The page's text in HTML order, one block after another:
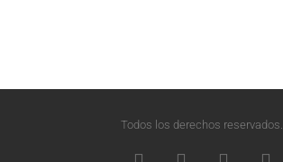
Todos los derechos reservados.